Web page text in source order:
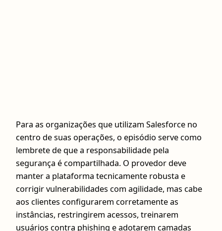
Para as organizações que utilizam Salesforce no
centro de suas operações, o episódio serve como
lembrete de que a responsabilidade pela
segurança é compartilhada. O provedor deve
manter a plataforma tecnicamente robusta e
corrigir vulnerabilidades com agilidade, mas cabe
aos clientes configurarem corretamente as
instâncias, restringirem acessos, treinarem
usuários contra phishing e adotarem camadas